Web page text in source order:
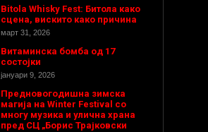
Bitola Whisky Fest: Битола како
сцена, вискито како причина
март 31, 2026
Витаминска бомба од 17
состојки
јануари 9, 2026
Предновогодишнa зимска
магија на Winter Festival со
многу музика и улична храна
пред СЦ „Борис Трајковски